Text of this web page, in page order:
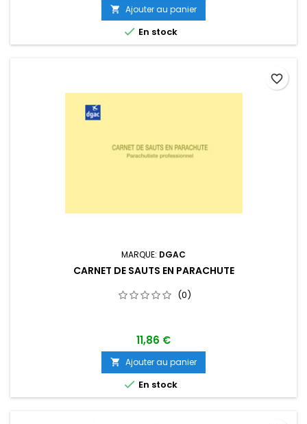
 Ajouter au panier
 En stock
MARQUE: DGAC
CARNET DE SAUTS EN PARACHUTE
(0)
11,86 €
 Ajouter au panier
 En stock
favorite_border